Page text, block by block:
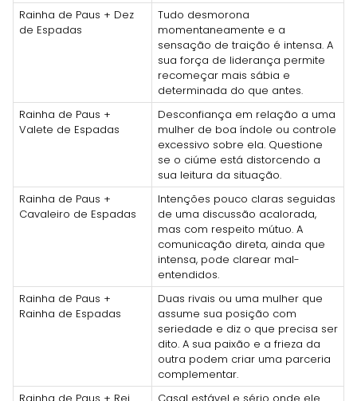
Rainha de Paus + Dez
de Espadas
Tudo desmorona
momentaneamente e a
sensação de traição é intensa. A
sua força de liderança permite
recomeçar mais sábia e
determinada do que antes.
Rainha de Paus +
Valete de Espadas
Desconfiança em relação a uma
mulher de boa índole ou controle
excessivo sobre ela. Questione
se o ciúme está distorcendo a
sua leitura da situação.
Rainha de Paus +
Cavaleiro de Espadas
Intenções pouco claras seguidas
de uma discussão acalorada,
mas com respeito mútuo. A
comunicação direta, ainda que
intensa, pode clarear mal-
entendidos.
Rainha de Paus +
Rainha de Espadas
Duas rivais ou uma mulher que
assume sua posição com
seriedade e diz o que precisa ser
dito. A sua paixão e a frieza da
outra podem criar uma parceria
complementar.